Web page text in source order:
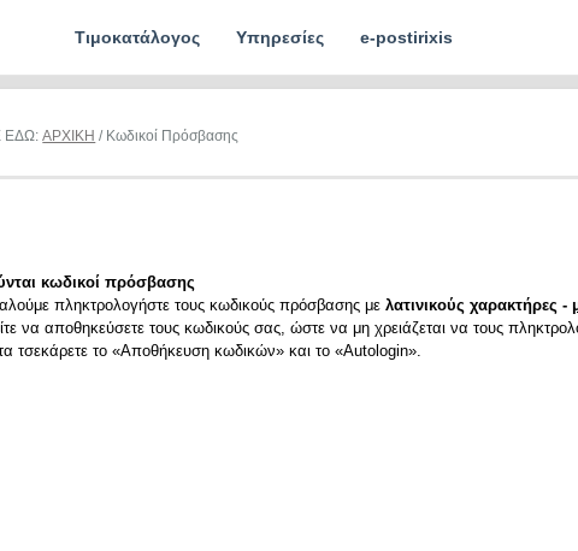
Τιμοκατάλογος Υπηρεσίες e-postirixis
ΕΔΩ:ΑΡΧΙΚΗ / Κωδικοί Πρόσβασης
κωδικοί πρόσβασης
πληκτρολογήστε τους κωδικούς πρόσβασης με λατινικούς χαρακτήρες -
να αποθηκεύσετε τους κωδικούς σας, ώστε να μη χρειάζεται να τους
τσεκάρετε το «Αποθήκευση κωδικών» και το «Autologin».